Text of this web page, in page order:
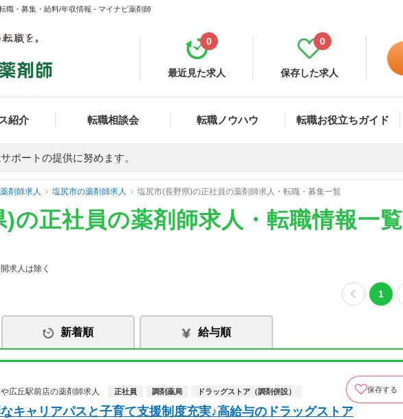
職・募集・給料/年収情報 - マイナビ薬剤師
最近見た求人
0
保存した求人
0
紹介 転職相談会 転職ノウハウ 転職お役立ちガイド
ポートの提供に努めます。
剤師求人 塩尻市の薬剤師求人 塩尻市(長野県)の正社員の薬剤師求人・転職・募集一覧
の正社員の薬剤師求人・転職情報一覧
求人は除く
1
新着順 給与順
広丘駅前店の薬剤師求人
正社員 調剤薬局 ドラッグストア（調剤併設） 保存する
なキャリアパスと子育て支援制度充実♪高給与のドラッグストア